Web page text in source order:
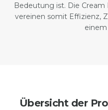
Bedeutung ist. Die
vereinen somit Effizienz,
Übersicht der